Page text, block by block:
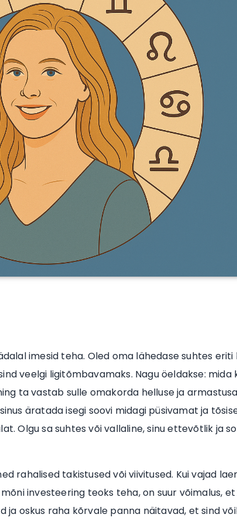
imesid teha. Oled oma lähedase suhtes eriti
veelgi ligitõmbavamaks. Nagu öeldakse: mida
ta vastab sulle omakorda helluse ja
äratada isegi soovi midagi püsivamat ja
Olgu sa suhtes või vallaline, sinu ettevõtlik ja
rahalised takistused või viivitused. Kui vajad
investeering teoks teha, on suur võimalus,
ja oskus raha kõrvale panna näitavad, et sind